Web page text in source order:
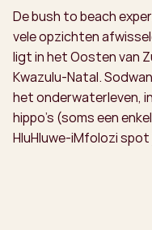
De bush to beach
vele opzichten
ligt in het Oosten van
Kwazulu-Natal.
het onderwaterleven,
hippo’s (soms een
HluHluwe-iMfolozi spot